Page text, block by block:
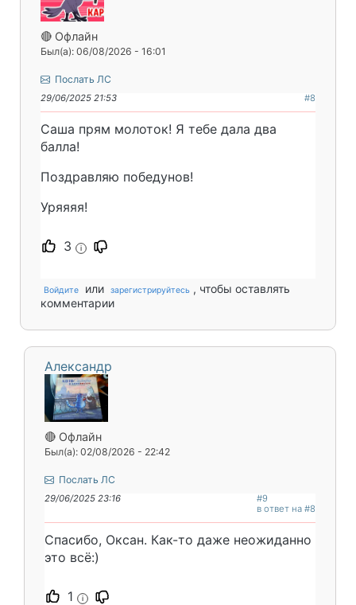
🔴 Офлайн
Был(а): 06/08/2026 - 16:01
Послать ЛС
29/06/2025 21:53 #8
Саша прям молоток! Я тебе дала два
балла!
Поздравляю победунов!
Уряяяя!
3 i
Войдите или зарегистрируйтесь , чтобы оставлять
комментарии
Александр
🔴 Офлайн
Был(а): 02/08/2026 - 22:42
Послать ЛС
29/06/2025 23:16
#9
в ответ на #8
Спасибо, Оксан. Как-то даже неожиданно
это всё:)
1 i